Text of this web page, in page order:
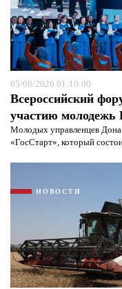
05/08/2026 01:10:00
Всероссийский
участию молодежь
Молодых управленцев
«ГосСтарт», который
НОВОСТИ
Я согласен с
защиты
Я согласен с
защиты